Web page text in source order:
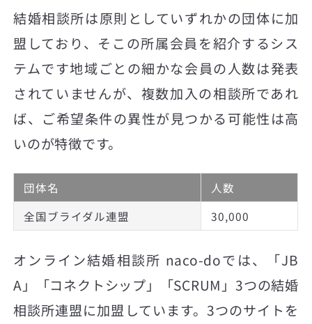
結婚相談所は原則としていずれかの団体に加
盟しており、そこの所属会員を紹介するシス
テムです地域ごとの細かな会員の人数は発表
されていませんが、複数加入の相談所であれ
ば、ご希望条件の異性が見つかる可能性は高
いのが特徴です。
団体名
人数
全国ブライダル連盟
30,000
オンライン結婚相談所 naco-doでは、「JB
A」「コネクトシップ」「SCRUM」3つの結婚
相談所連盟に加盟しています。3つのサイトを